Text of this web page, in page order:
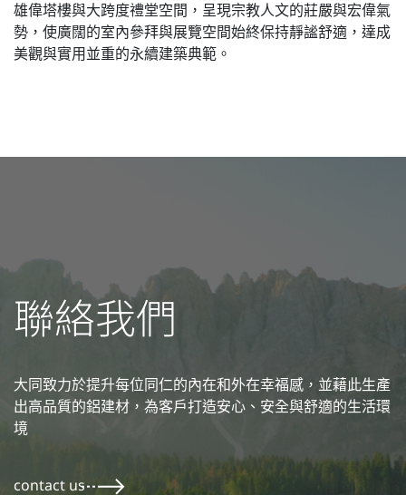
雄偉塔樓與大跨度禮堂空間，呈現宗教人文的莊嚴與宏偉氣
勢，使廣闊的室內參拜與展覽空間始終保持靜謐舒適，達成
美觀與實用並重的永續建築典範。
聯絡我們
大同致力於提升每位同仁的內在和外在幸福感，並藉此生產
出高品質的鋁建材， 為客戶打造安心、安全與舒適的生活環
境
contact us